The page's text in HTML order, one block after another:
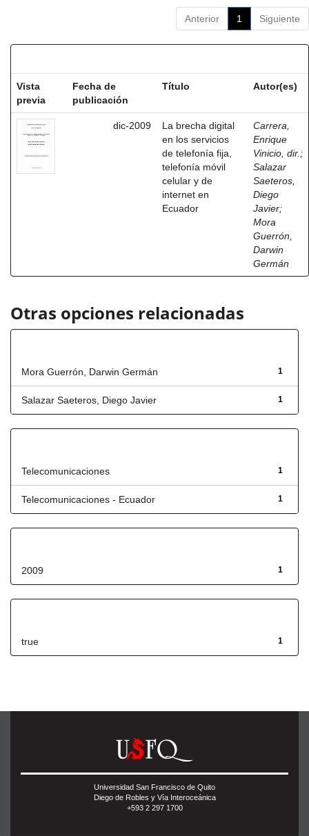
Anterior 1 Siguiente
Vista
previa
Fecha de
publicación
Título Autor(es)
dic-2009
La brecha digital
en los servicios
de telefonía fija,
telefonía móvil
celular y de
internet en
Ecuador
Carrera,
Enrique
Vinicio, dir. ;
Salazar
Saeteros,
Diego
Javier;
Mora
Guerrón,
Darwin
Germán
Otras opciones relacionadas
1
Mora Guerrón, Darwin Germán
1
Salazar Saeteros, Diego Javier
1
Telecomunicaciones
1
Telecomunicaciones - Ecuador
1
2009
1
true
Universidad San Francisco de Quito
Diego de Robles y Vía Interoceánica
+593 2 297 1700